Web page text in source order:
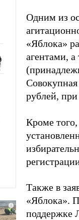
Одним из
«Яблока»
агентами,
рублей, при
Кроме
Также в
«Яблока».
поддержке